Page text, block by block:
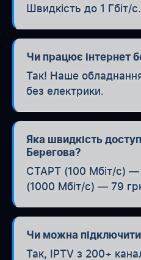
Швидкість до 1 Гбіт/с.
Чи працює інтернет
Так! Наше
без електрики.
Яка швидкість
Берегова?
СТАРТ (100 Мбіт/с) —
(1000 Мбіт/с) — 79
Чи можна
Так, IPTV з 200+